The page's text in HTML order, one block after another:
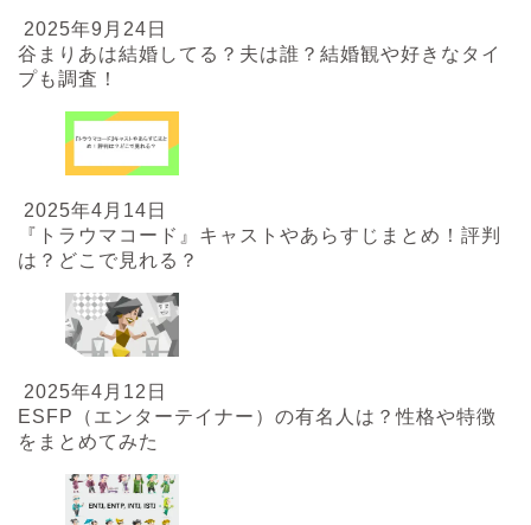
2025年9月24日
谷まりあは結婚してる？夫は誰？結婚観や好きなタイ
プも調査！
2025年4月14日
『トラウマコード』キャストやあらすじまとめ！評判
は？どこで見れる？
2025年4月12日
ESFP（エンターテイナー）の有名人は？性格や特徴
をまとめてみた